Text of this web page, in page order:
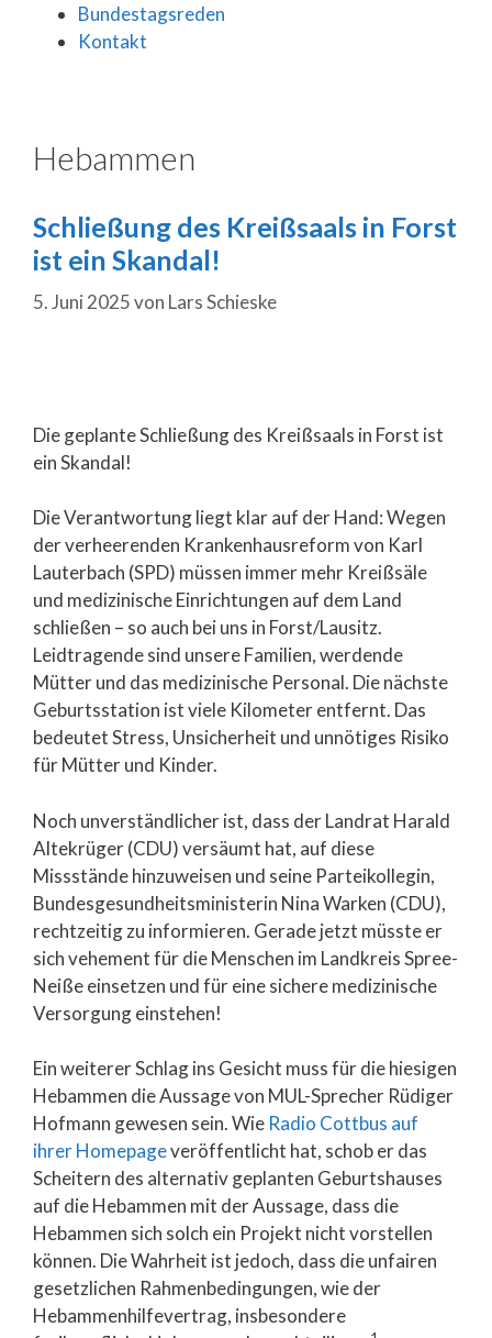
Bundestagsreden
Kontakt
Hebammen
Schließung des Kreißsaals in Forst
ist ein Skandal!
5. Juni 2025von Lars Schieske
Die geplante Schließung des Kreißsaals in Forst ist
ein Skandal!
Die Verantwortung liegt klar auf der Hand: Wegen
der verheerenden Krankenhausreform von Karl
Lauterbach (SPD) müssen immer mehr Kreißsäle
und medizinische Einrichtungen auf dem Land
schließen – so auch bei uns in Forst/Lausitz.
Leidtragende sind unsere Familien, werdende
Mütter und das medizinische Personal. Die nächste
Geburtsstation ist viele Kilometer entfernt. Das
bedeutet Stress, Unsicherheit und unnötiges Risiko
für Mütter und Kinder.
Noch unverständlicher ist, dass der Landrat Harald
Altekrüger (CDU) versäumt hat, auf diese
Missstände hinzuweisen und seine Parteikollegin,
Bundesgesundheitsministerin Nina Warken (CDU),
rechtzeitig zu informieren. Gerade jetzt müsste er
sich vehement für die Menschen im Landkreis Spree-
Neiße einsetzen und für eine sichere medizinische
Versorgung einstehen!
Ein weiterer Schlag ins Gesicht muss für die hiesigen
Hebammen die Aussage von MUL-Sprecher Rüdiger
Hofmann gewesen sein. Wie Radio Cottbus auf
ihrer Homepageveröffentlicht hat, schob er das
Scheitern des alternativ geplanten Geburtshauses
auf die Hebammen mit der Aussage, dass die
Hebammen sich solch ein Projekt nicht vorstellen
können. Die Wahrheit ist jedoch, dass die unfairen
gesetzlichen Rahmenbedingungen, wie der
Hebammenhilfevertrag, insbesondere